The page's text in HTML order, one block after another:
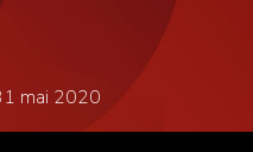
mai 2020